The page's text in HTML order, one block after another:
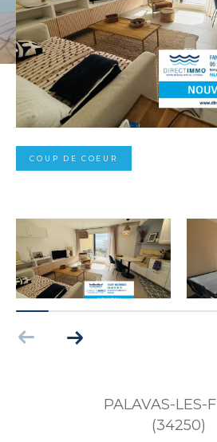
COUP DE COEUR
PALAVAS-LES-
(34250)